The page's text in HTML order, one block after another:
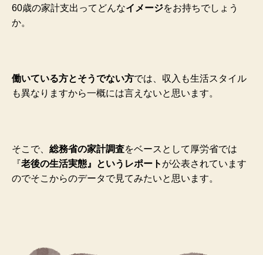
60歳の家計支出ってどんなイメージをお持ちでしょう
か。
働いている方とそうでない方では、収入も生活スタイル
も異なりますから一概には言えないと思います。
そこで、 総務省の家計調査をベースとして厚労省では
『老後の生活実態』というレポート が公表されています
のでそこからのデータで見てみたいと思います。